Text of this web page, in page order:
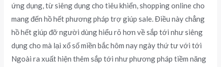
ứng dụng, từ siêng dụng cho tiêu khiển, shopping online cho
mang đến hồ hết phương pháp trợ giúp sale. Điều này chẳng
hồ hết giúp đỡ người dùng hiểu rõ hơn về sắp tới như siêng
dụng cho mà lại xổ số miền bắc hôm nay ngày thứ tư với tới
Ngoài ra xuất hiện thêm sắp tới như phương pháp tiềm năng